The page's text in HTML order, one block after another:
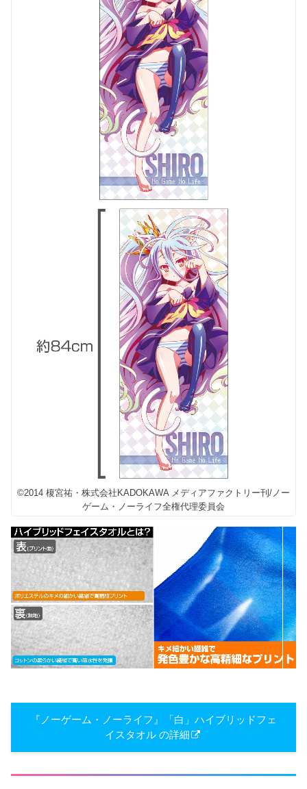
©2014 榎宮祐・株式会社KADOKAWA メディアファクトリー刊/ノー
ゲーム・ノーライフ全権代理委員会
『ノーゲーム・ノーライフ』「白」ハイブリッドフェ
イスタオル の詳細